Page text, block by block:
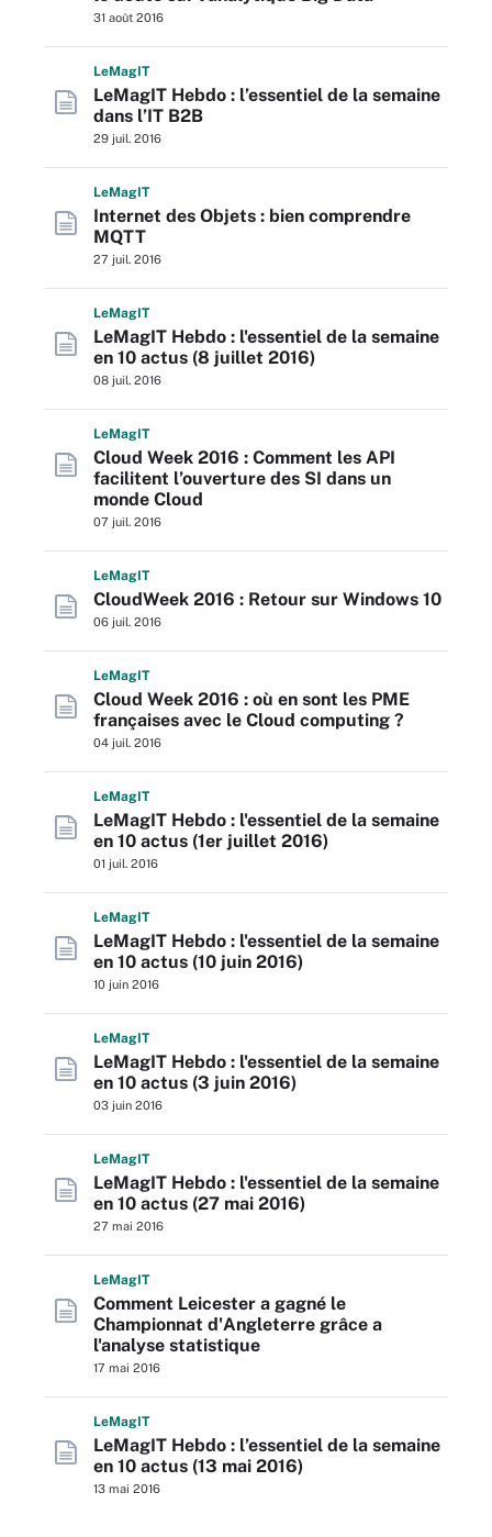
31 août 2016
LeMagIT
LeMagIT Hebdo : l’essentiel de la semaine
dans l’IT B2B
29 juil. 2016
LeMagIT
Internet des Objets : bien comprendre
MQTT
27 juil. 2016
LeMagIT
LeMagIT Hebdo : l'essentiel de la semaine
en 10 actus (8 juillet 2016)
08 juil. 2016
LeMagIT
Cloud Week 2016 : Comment les API
facilitent l’ouverture des SI dans un
monde Cloud
07 juil. 2016
LeMagIT
CloudWeek 2016 : Retour sur Windows 10
06 juil. 2016
LeMagIT
Cloud Week 2016 : où en sont les PME
françaises avec le Cloud computing ?
04 juil. 2016
LeMagIT
LeMagIT Hebdo : l'essentiel de la semaine
en 10 actus (1er juillet 2016)
01 juil. 2016
LeMagIT
LeMagIT Hebdo : l'essentiel de la semaine
en 10 actus (10 juin 2016)
10 juin 2016
LeMagIT
LeMagIT Hebdo : l'essentiel de la semaine
en 10 actus (3 juin 2016)
03 juin 2016
LeMagIT
LeMagIT Hebdo : l'essentiel de la semaine
en 10 actus (27 mai 2016)
27 mai 2016
LeMagIT
Comment Leicester a gagné le
Championnat d'Angleterre grâce a
l'analyse statistique
17 mai 2016
LeMagIT
LeMagIT Hebdo : l’essentiel de la semaine
en 10 actus (13 mai 2016)
13 mai 2016